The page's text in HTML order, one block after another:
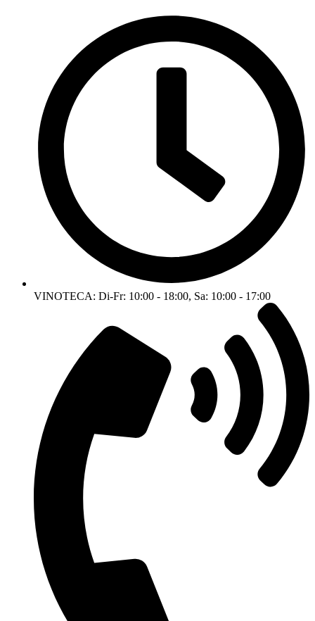
VINOTECA: Di-Fr: 10:00 - 18:00, Sa: 10:00 - 17:00